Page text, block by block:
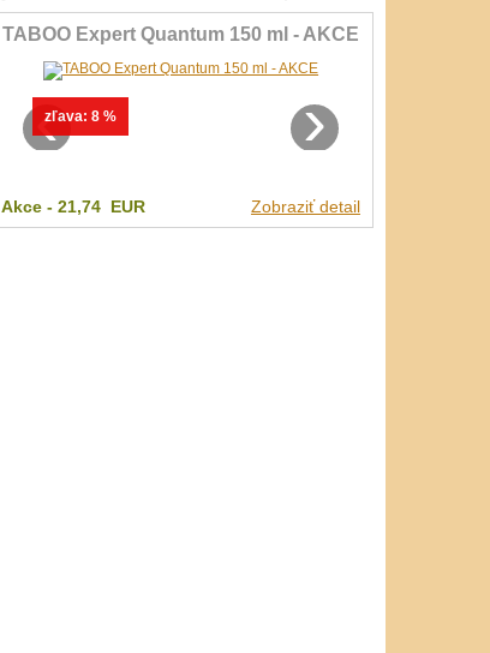
TABOO Expert Quantum 150 ml - AKCE
zľava: 8 %
‹ ›
Akce -21,74 EUR Zobraziť detail